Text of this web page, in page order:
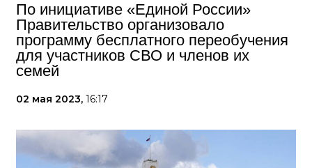
По инициативе «Единой России»
Правительство организовало
программу бесплатного переобучения
для участников СВО и членов их
семей
02 мая 2023, 16:17